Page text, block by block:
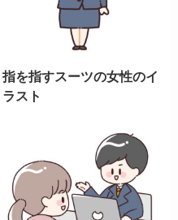
指を指すスーツの女性のイ
ラスト